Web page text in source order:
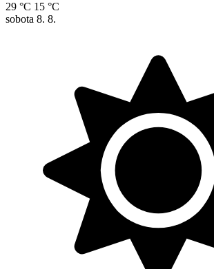
29 °C 15 °C
sobota 8. 8.